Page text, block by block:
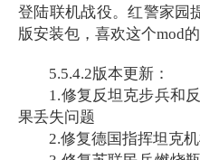
登陆联机战役。红警家园
版安装包，喜欢这个mod
5.5.4.2版本更新：
1.修复反坦克步兵和反
果丢失问题
2.修复德国指挥坦克机